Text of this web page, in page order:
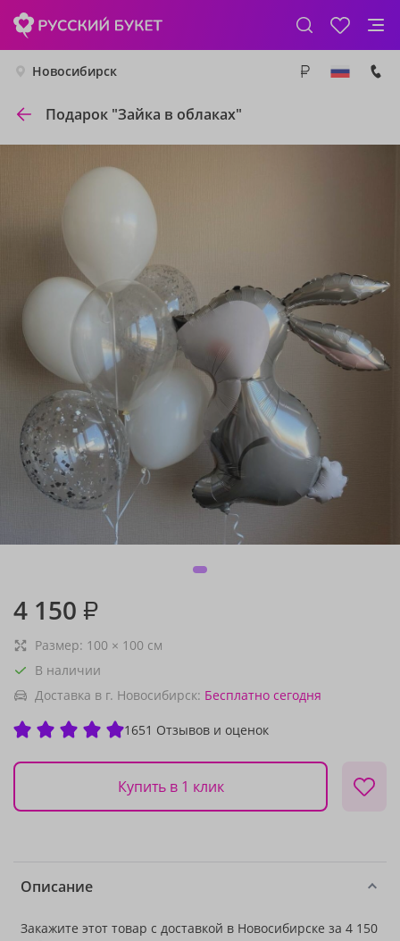
Новосибирск
Подарок "Зайка в облаках"
4 150 ₽
Размер: 100 × 100 см
В наличии
Доставка в г. Новосибирск: Бесплатно сегодня
1651 Отзывов и оценок
Купить в 1 клик
Описание
Закажите этот товар с доставкой в Новосибирске за 4 150